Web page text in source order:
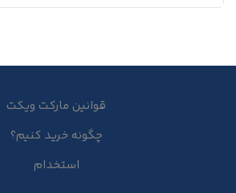
قوانین مارکت ویکت
چگونه خرید کنیم؟
استخدام